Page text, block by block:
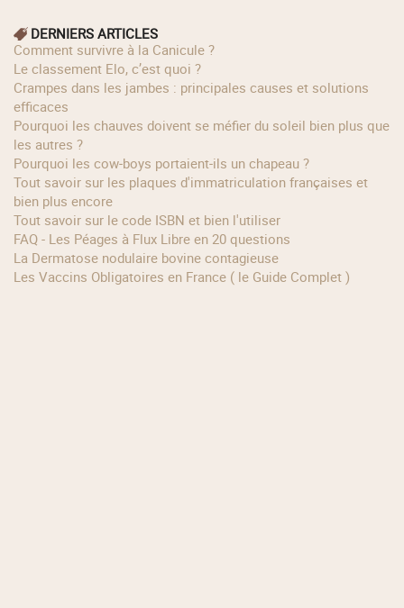
DERNIERS ARTICLES
Comment survivre à la Canicule ?
Le classement Elo, c’est quoi ?
Crampes dans les jambes : principales causes et solutions
efficaces
Pourquoi les chauves doivent se méfier du soleil bien plus que
les autres ?
Pourquoi les cow‑boys portaient‑ils un chapeau ?
Tout savoir sur les plaques d'immatriculation françaises et
bien plus encore
Tout savoir sur le code ISBN et bien l'utiliser
FAQ - Les Péages à Flux Libre en 20 questions
La Dermatose nodulaire bovine contagieuse
Les Vaccins Obligatoires en France ( le Guide Complet )